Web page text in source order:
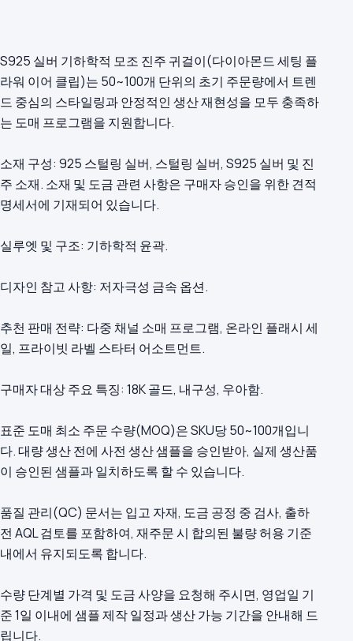
S925 실버 기하학적 모조 진주 귀걸이(다이아몬드 세팅 플
라워 이어 클립)는 50~100개 단위의 초기 주문량에서 트렌
드 중심의 스타일링과 안정적인 생산 재현성을 모두 충족하
는 도매 프로그램을 지원합니다.
소재 구성: 925 스털링 실버, 스털링 실버, S925 실버 및 진
주 소재. 소재 및 도금 관련 사항은 구매자 승인을 위한 견적
명세서에 기재되어 있습니다.
실루엣 및 구조: 기하학적 윤곽.
디자인 참고 사항: 저자극성 금속 옵션.
추천 판매 전략: 다중 채널 소매 프로그램, 온라인 플래시 세
일, 프라이빗 라벨 스타터 어소트먼트.
구매자 대상 주요 특징: 18K 골드, 내구성, 우아함.
표준 도매 최소 주문 수량(MOQ)은 SKU당 50~100개입니
다. 대량 생산 전에 사전 생산 샘플을 승인받아, 실제 생산품
이 승인된 샘플과 일치하도록 할 수 있습니다.
품질 관리(QC) 문서는 입고 자재, 도금 공정 중 검사, 출하
전 AQL 검토를 포함하여, 재주문 시 합의된 불량 허용 기준
내에서 유지되도록 합니다.
수량 단계별 가격 및 도금 사양을 요청해 주시면, 영업일 기
준 1일 이내에 샘플 제작 일정과 생산 가능 기간을 안내해 드
립니다.